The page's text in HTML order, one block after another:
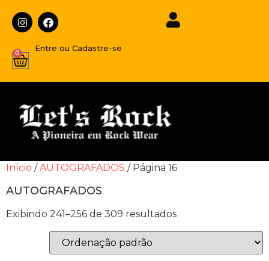
Entre ou Cadastre-se
0
Início /AUTOGRAFADOS / Página 16
AUTOGRAFADOS
Exibindo 241–256 de 309 resultados